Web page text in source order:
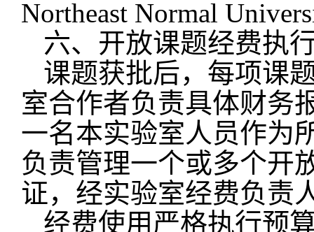
Northeast Normal
六、开放课题经费执
课题获批后，每项课
室合作者负责具体财务
一名本实验室人员作为
负责管理一个或多个开
证，经实验室经费负责
经费使用严格执行预